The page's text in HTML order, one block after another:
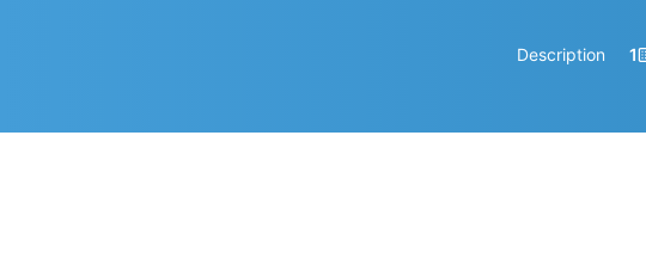
Description 1